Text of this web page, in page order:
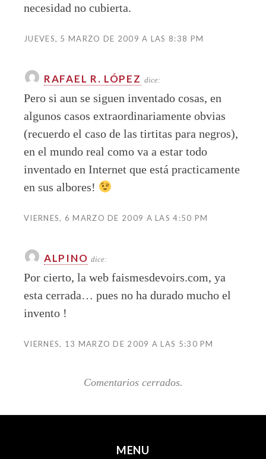
necesidad no cubierta.
JUEVES, 5 MARZO DE 2009 A LAS 8:38 PM
RAFAEL R. LÓPEZ dice:
Pero si aun se siguen inventado cosas, en
algunos casos extraordinariamente obvias
(recuerdo el caso de las tirtitas para negros),
en el mundo real como va a estar todo
inventado en Internet que está practicamente
en sus albores!
VIERNES, 6 MARZO DE 2009 A LAS 4:50 PM
ALPINO dice:
Por cierto, la web faismesdevoirs.com, ya
esta cerrada… pues no ha durado mucho el
invento !
VIERNES, 13 MARZO DE 2009 A LAS 5:30 PM
Comentarios cerrados.
MENU